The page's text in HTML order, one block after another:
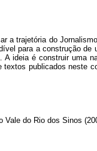
a trajetória do
para a construção
ideia é construir uma
publicados neste
Vale do Rio dos Sinos